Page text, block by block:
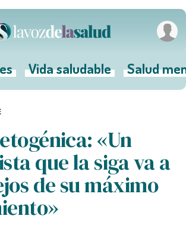
Vida saludable Salud
«Un
que la siga va a
de su máximo